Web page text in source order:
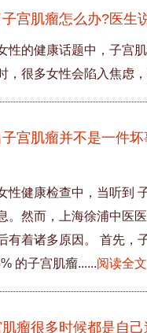
宫肌瘤怎么办?医生
性的健康话题中，子宫
，很多女性会陷入焦虑
宫肌瘤并不是一件
性健康检查中，当听到
。然而，上海徐浦中医
有着诸多原因。 首先，
的子宫肌瘤......阅读全文
瘤很多时候都是自